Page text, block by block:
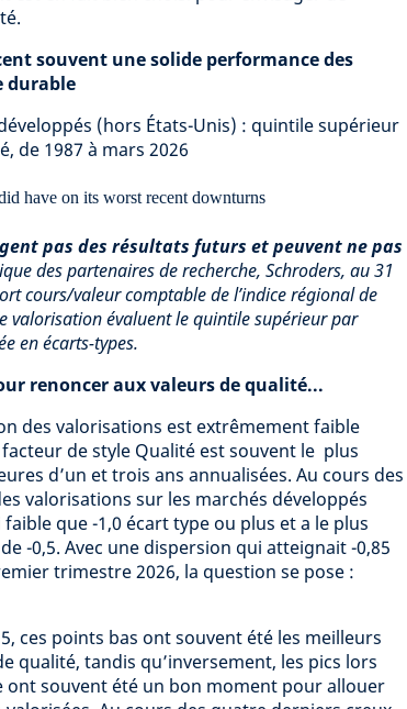
souvent une solide performance des
durable
(hors États-Unis) : quintile supérieur
de 1987 à mars 2026
pas des résultats futurs et peuvent ne pas
des partenaires de recherche, Schroders, au 31
cours/valeur comptable de l’indice régional de
valorisation évaluent le quintile supérieur par
en écarts-types.
renoncer aux valeurs de qualité...
des valorisations est extrêmement faible
de style Qualité est souvent le plus
d’un et trois ans annualisées. Au cours des
valorisations sur les marchés développés
que -1,0 écart type ou plus et a le plus
-0,5. Avec une dispersion qui atteignait -0,85
trimestre 2026, la question se pose :
ces points bas ont souvent été les meilleurs
qualité, tandis qu’inversement, les pics lors
ont souvent été un bon moment pour allouer